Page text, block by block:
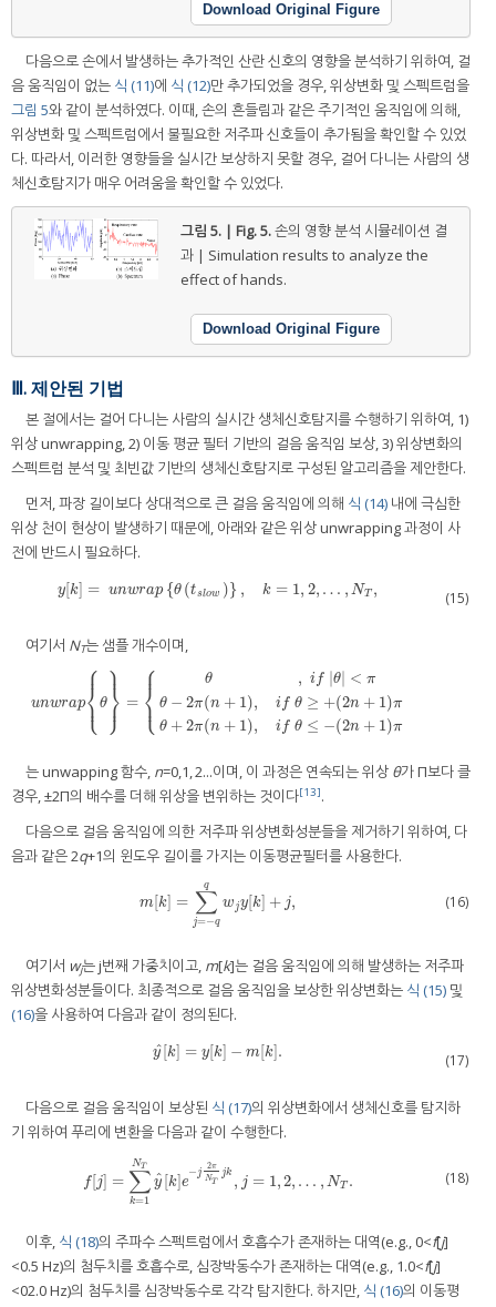
Download Original Figure
다음으로 손에서 발생하는 추가적인 산란 신호의 영향을 분석하기 위하여, 걸
음 움직임이 없는 식 (11)에 식 (12)만 추가되었을 경우, 위상변화 및 스펙트럼을
그림 5와 같이 분석하였다. 이때, 손의 흔들림과 같은 주기적인 움직임에 의해,
위상변화 및 스펙트럼에서 불필요한 저주파 신호들이 추가됨을 확인할 수 있었
다. 따라서, 이러한 영향들을 실시간 보상하지 못할 경우, 걸어 다니는 사람의 생
체신호탐지가 매우 어려움을 확인할 수 있었다.
그림 5. | Fig. 5.손의 영향 분석 시뮬레이션 결
과 | Simulation results to analyze the
effect of hands.
Download Original Figure
Ⅲ. 제안된 기법
본 절에서는 걸어 다니는 사람의 실시간 생체신호탐지를 수행하기 위하여, 1)
위상 unwrapping, 2) 이동 평균 필터 기반의 걸음 움직임 보상, 3) 위상변화의
스펙트럼 분석 및 최빈값 기반의 생체신호탐지로 구성된 알고리즘을 제안한다.
먼저, 파장 길이보다 상대적으로 큰 걸음 움직임에 의해 식 (14) 내에 극심한
위상 천이 현상이 발생하기 때문에, 아래와 같은 위상 unwrapping 과정이 사
전에 반드시 필요하다.
y[k] = unwrap {θ (tslow )} , k = 1, 2, … , NT ,
[k]=unwrap{θ(tslow )} k=1, 2,…,NT, (15)
여기서 NT는 샘플 개수이며,
unwrap ⎧
⎩
⎨⎪
⎪ θ⎫
⎭
⎬
⎪
⎪ = ⎧
⎩
⎨⎪
⎪
θ
θ − 2π(n + 1),
θ + 2π(n + 1),
, if θ| < π
if θ ≥ +(2n + 1)π
if θ ≤ −(2n + 1)π
unwrap{θ} ={ θ if|θ |< πθ−2π(n +1 ), if ≥+(2n +1 πθ+2π(n +1),
는 unwapping 함수, n=0,1, 2...이며, 이 과정은 연속되는 위상 θ가 Π보다 클
경우, ±2Π의 배수를 더해 위상을 변위하는 것이다[13].
다음으로 걸음 움직임에 의한 저주파 위상변화성분들을 제거하기 위하여, 다
음과 같은 2q+1의 윈도우 길이를 가지는 이동평균필터를 사용한다.
m[k] = ∑
j=−q
q
w jy[k] + j,
m[ ]= j= qqwjy[k +j, (16)
여기서 wj는 j번째 가중치이고, m[k]는 걸음 움직임에 의해 발생하는 저주파
위상변화성분들이다. 최종적으로 걸음 움직임을 보상한 위상변화는 식 (15) 및
(16)을 사용하여 다음과 같이 정의된다.
y
ˆ[k] = y[k] − m[k].
y^ [k] =y [k −m[k] . (17)
다음으로 걸음 움직임이 보상된 식 (17)의 위상변화에서 생체신호를 탐지하
기 위하여 푸리에 변환을 다음과 같이 수행한다.
f[j] = ∑
k=1
NT
y
ˆ [k]e
− j
2π
NT
jk , j = 1,2, … , NT .
f[ ]= ∑k= 1N Ty^[ k] e−j2π NTjk j=1,2 , … ,NT. (18)
이후, 식 (18)의 주파수 스펙트럼에서 호흡수가 존재하는 대역(e.g., 0<f[j]
<0.5 Hz)의 첨두치를 호흡수로, 심장박동수가 존재하는 대역(e.g., 1.0<f[j]
<02.0 Hz)의 첨두치를 심장박동수로 각각 탐지한다. 하지만, 식 (16)의 이동평